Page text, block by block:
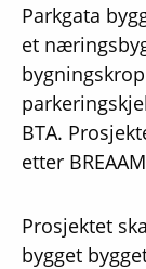
Parkgata
et
BTA.
etter
Prosjektet
bygget